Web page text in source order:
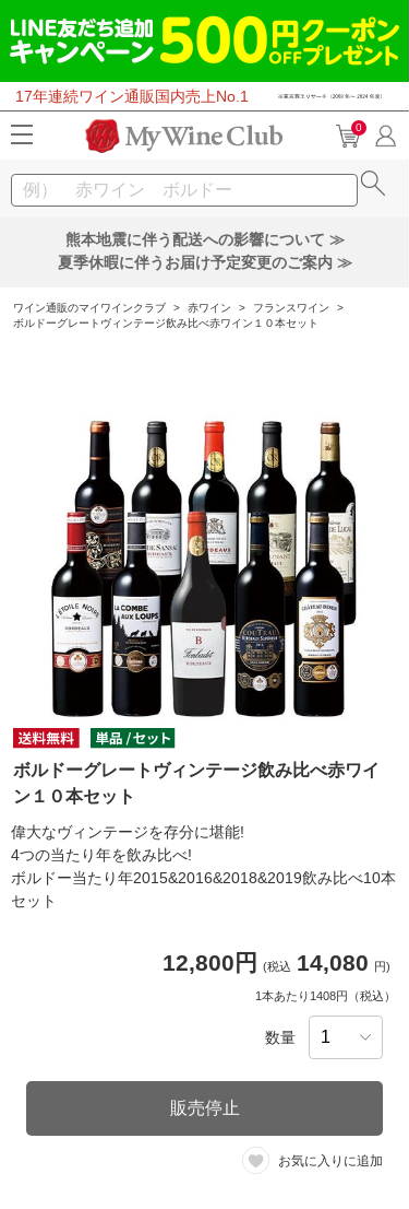
17年連続ワイン通販国内売上No.1
0
熊本地震に伴う配送への影響について ≫
夏季休暇に伴うお届け予定変更のご案内 ≫
ワイン通販のマイワインクラブ > 赤ワイン > フランスワイン
>
ボルドーグレートヴィンテージ飲み比べ赤ワイン１０本セット
ボルドーグレートヴィンテージ飲み比べ赤ワイ
ン１０本セット
偉大なヴィンテージを存分に堪能!
4つの当たり年を飲み比べ!
ボルドー当たり年2015&2016&2018&2019飲み比べ10本
セット
12,800円 (税込 14,080 円)
1本あたり1408円（税込）
数量
販売停止
お気に入りに追加